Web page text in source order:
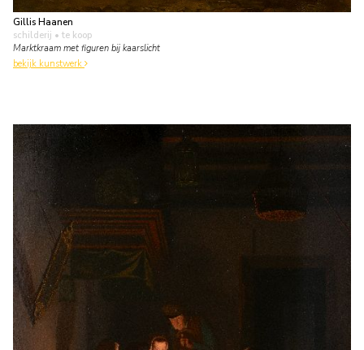
Gillis Haanen
schilderij • te koop
Marktkraam met figuren bij kaarslicht
bekijk kunstwerk